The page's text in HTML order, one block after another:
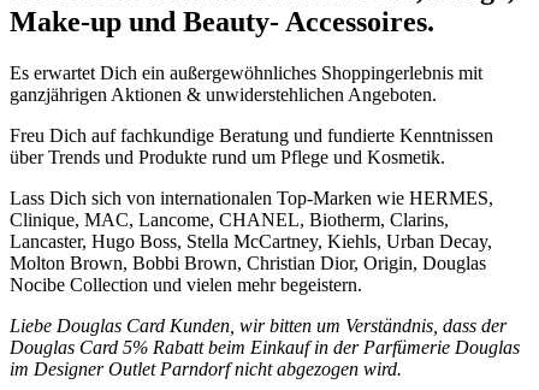
Make-up und Beauty- Accessoires.
Es erwartet Dich ein außergewöhnliches Shoppingerlebnis mit
ganzjährigen Aktionen & unwiderstehlichen Angeboten.
Freu Dich auf fachkundige Beratung und fundierte Kenntnissen
über Trends und Produkte rund um Pflege und Kosmetik.
Lass Dich sich von internationalen Top-Marken wie HERMES,
Clinique, MAC, Lancome, CHANEL, Biotherm, Clarins,
Lancaster, Hugo Boss, Stella McCartney, Kiehls, Urban Decay,
Molton Brown, Bobbi Brown, Christian Dior, Origin, Douglas
Nocibe Collection und vielen mehr begeistern.
Liebe Douglas Card Kunden, wir bitten um Verständnis, dass der
Douglas Card 5% Rabatt beim Einkauf in der Parfümerie Douglas
im Designer Outlet Parndorf nicht abgezogen wird.